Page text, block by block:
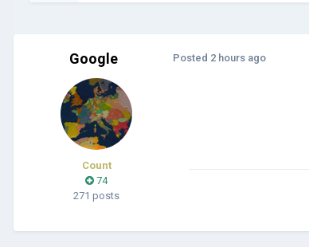
Google
Count
74
271 posts
Posted 2 hours ago